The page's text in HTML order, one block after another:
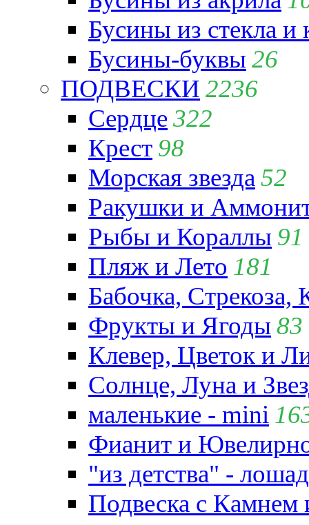
Бусины из стекла и
Бусины-буквы 26
ПОДВЕСКИ 2236
Сердце322
Крест 98
Морская звезда 52
Ракушки и
Рыбы и Кораллы 91
Пляж и Лето 181
Бабочка,
Фрукты и Ягоды 83
Клевер, Цветок и
Солнце, Луна и
маленькие - mini
Фианит и
"из детства" -
Подвеска с